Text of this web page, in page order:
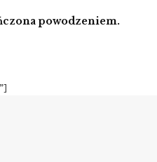
powodzeniem.